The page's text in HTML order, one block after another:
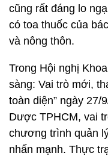
cũng rất đáng lo
có toa thuốc của
và nông thôn.
Trong Hội nghị
sàng: Vai trò mới,
toàn diện” ngày 27/
Dược TPHCM, vai
chương trình quản
nhấn mạnh. Thực